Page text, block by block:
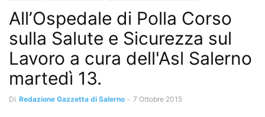
All’Ospedale di Polla Corso
sulla Salute e Sicurezza sul
Lavoro a cura dell'Asl Salerno
martedì 13.
Di Redazione Gazzetta di Salerno - 7 Ottobre 2015